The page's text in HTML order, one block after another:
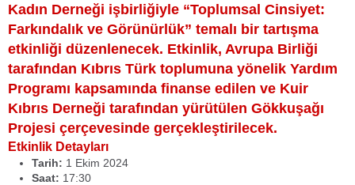
Kadın Derneği işbirliğiyle “Toplumsal Cinsiyet:
Farkındalık ve Görünürlük” temalı bir tartışma
etkinliği düzenlenecek. Etkinlik, Avrupa Birliği
tarafından Kıbrıs Türk toplumuna yönelik Yardım
Programı kapsamında finanse edilen ve Kuir
Kıbrıs Derneği tarafından yürütülen Gökkuşağı
Projesi çerçevesinde gerçekleştirilecek.
Etkinlik Detayları
Tarih: 1 Ekim 2024
Saat: 17:30